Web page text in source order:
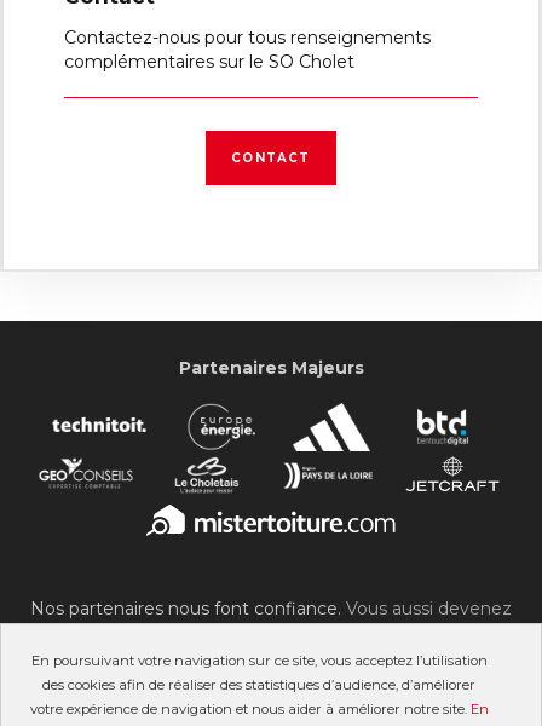
En poursuivant votre navigation sur ce site, vous acceptez l’utilisation
des cookies afin de réaliser des statistiques d’audience, d’améliorer
votre expérience de navigation et nous aider à améliorer notre site. En
Contactez-nous pour tous renseignements
complémentaires sur le SO Cholet
CONTACT
Partenaires Majeurs
Nos partenaires nous font confiance. Vous aussi devenez